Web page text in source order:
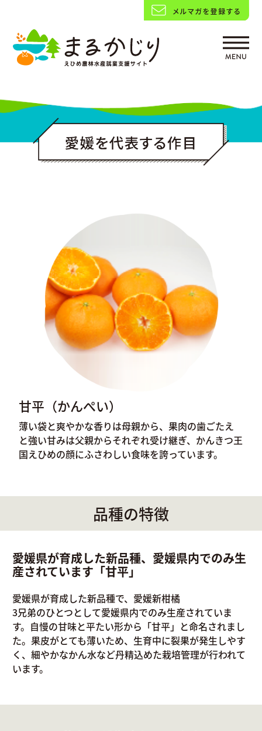
甘平（かんぺい）
薄い袋と爽やかな香りは母親から、果肉の歯ごたえ
と強い甘みは父親からそれぞれ受け継ぎ、かんきつ王
国えひめの顔にふさわしい食味を誇っています。
品種の特徴
愛媛県が育成した新品種、愛媛県内でのみ生
産されています「甘平」
愛媛県が育成した新品種で、愛媛新柑橘
3兄弟のひとつとして愛媛県内でのみ生産されていま
す。自慢の甘味と平たい形から「甘平」と命名されまし
た。果皮がとても薄いため、生育中に裂果が発生しやす
く、細やかなかん水など丹精込めた栽培管理が行われて
います。